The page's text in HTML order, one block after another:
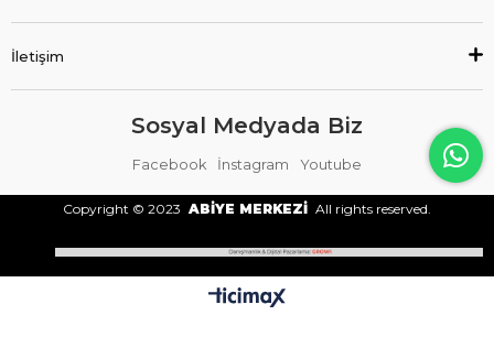
İletişim
Sosyal Medyada Biz
Facebook İnstagram Youtube
Copyright © 2023 ABİYE MERKEZİ All rights reserved.